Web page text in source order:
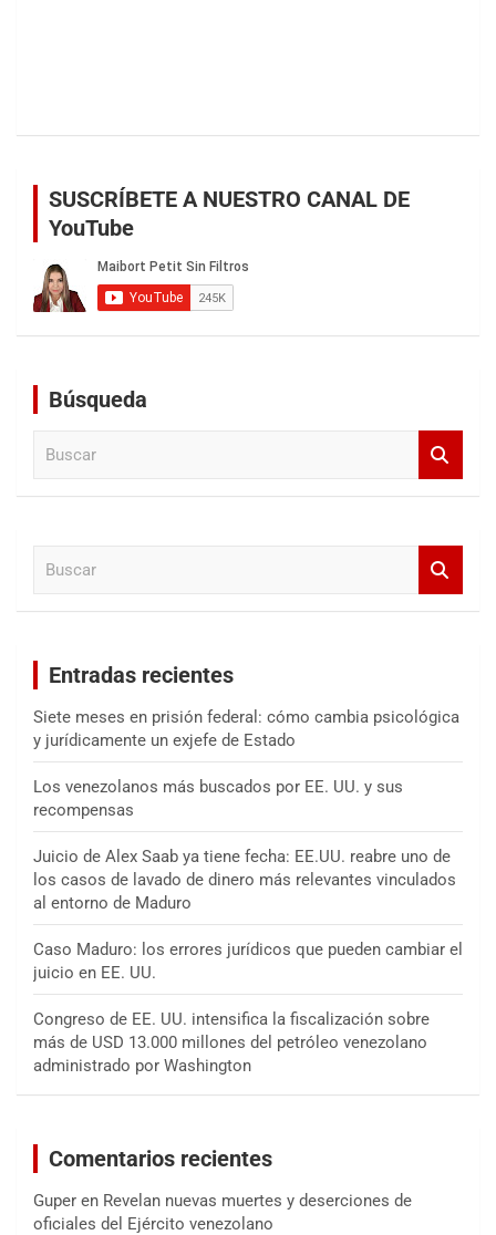
SUSCRÍBETE A NUESTRO CANAL DE
YouTube
Búsqueda
Entradas recientes
Siete meses en prisión federal: cómo cambia psicológica
y jurídicamente un exjefe de Estado
Los venezolanos más buscados por EE. UU. y sus
recompensas
Juicio de Alex Saab ya tiene fecha: EE.UU. reabre uno de
los casos de lavado de dinero más relevantes vinculados
al entorno de Maduro
Caso Maduro: los errores jurídicos que pueden cambiar el
juicio en EE. UU.
Congreso de EE. UU. intensifica la fiscalización sobre
más de USD 13.000 millones del petróleo venezolano
administrado por Washington
Comentarios recientes
Guper en Revelan nuevas muertes y deserciones de
oficiales del Ejército venezolano